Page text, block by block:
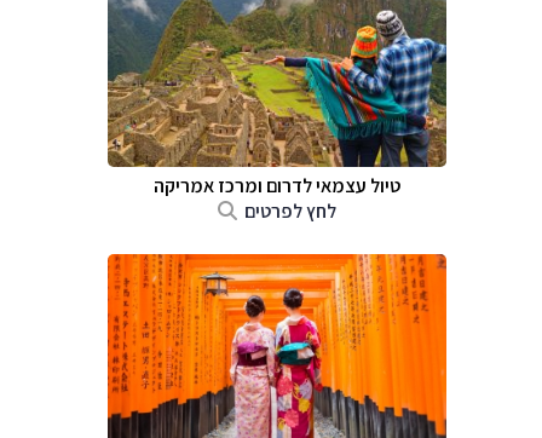
טיול עצמאי לדרום ומרכז אמריקה
לחץ לפרטים